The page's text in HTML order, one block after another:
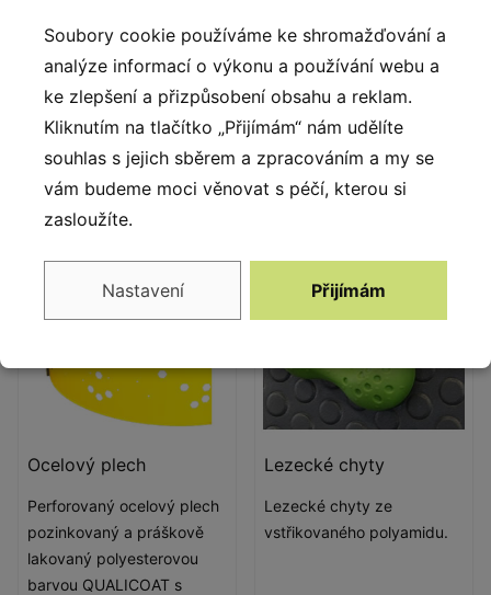
Okno polokoule
Hemisférické okno
o průměru 400 mm.
Materiál: tepelně tvarovaný
polykarbonát o tloušťce 5
Piškvorky
Hra piškvorky je vyrobena
z polyethylenu. Na
jednotlivých kamenech jsou
různé symboly.
Ocelový plech
Perforovaný ocelový plech
pozinkovaný a práškově
lakovaný polyesterovou
barvou QUALICOAT s
Lezecké chyty
Lezecké chyty ze
vstřikovaného polyamidu.
Soubory cookie používáme ke shromažďování a
analýze informací o výkonu a používání webu a
ke zlepšení a přizpůsobení obsahu a reklam.
Kliknutím na tlačítko „Přijímám“ nám udělíte
souhlas s jejich sběrem a zpracováním a my se
vám budeme moci věnovat s péčí, kterou si
zasloužíte.
Nastavení Přijímám